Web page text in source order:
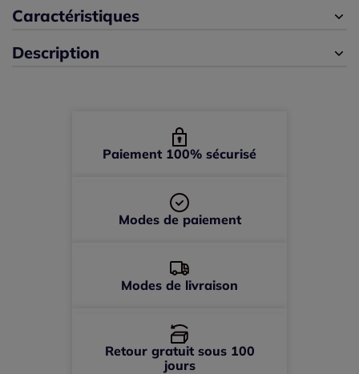
46 -En stock
48 - épuisé
Caractéristiques
Description
Paiement 100% sécurisé
Modes de paiement
Modes de livraison
Retour gratuit sous 100
jours